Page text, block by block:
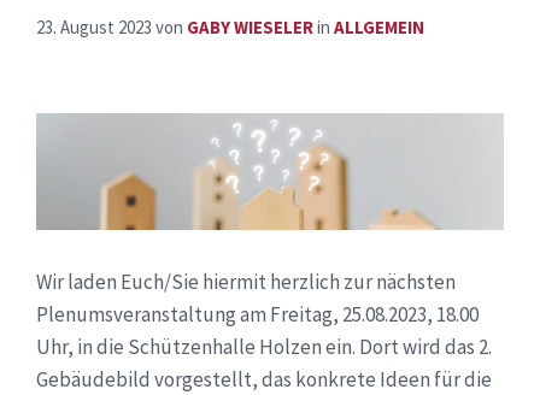
23. August 2023 von GABY WIESELERin ALLGEMEIN
Wir laden Euch/Sie hiermit herzlich zur nächsten
Plenumsveranstaltung am Freitag, 25.08.2023, 18.00
Uhr, in die Schützenhalle Holzen ein. Dort wird das 2.
Gebäudebild vorgestellt, das konkrete Ideen für die